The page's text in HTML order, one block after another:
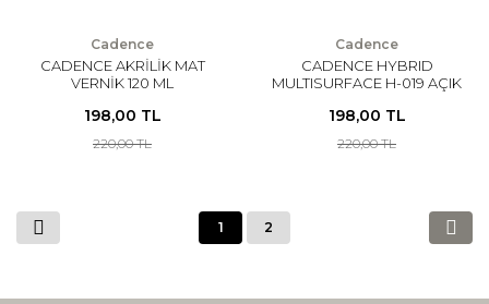
Cadence
CADENCE AKRİLİK MAT
VERNİK 120 ML
198,00 TL
220,00 TL
Cadence
CADENCE HYBRID
MULTISURFACE H-019 AÇIK
198,00 TL
220,00 TL
1 2